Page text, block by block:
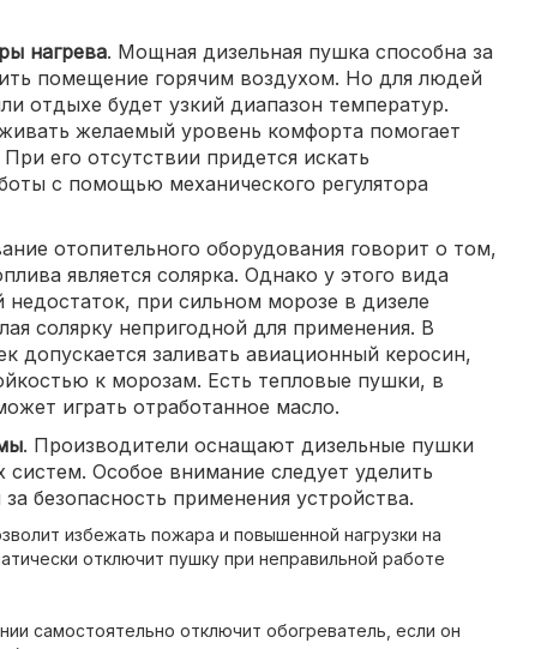
нагрева. Мощная дизельная пушка способна за
помещение горячим воздухом. Но для людей
отдыхе будет узкий диапазон температур.
желаемый уровень комфорта помогает
его отсутствии придется искать
с помощью механического регулятора
отопительного оборудования говорит о том,
является солярка. Однако у этого вида
недостаток, при сильном морозе в дизеле
солярку непригодной для применения. В
допускается заливать авиационный керосин,
к морозам. Есть тепловые пушки, в
играть отработанное масло.
. Производители оснащают дизельные пушки
систем. Особое внимание следует уделить
безопасность применения устройства.
избежать пожара и повышенной нагрузки на
отключит пушку при неправильной работе
самостоятельно отключит обогреватель, если он